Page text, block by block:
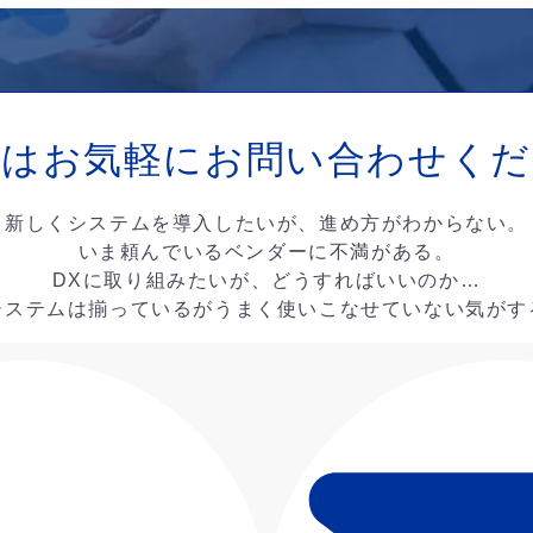
お気軽に お問い合わせく
新しくシステムを導入したいが、進め方がわからない。
いま頼んでいるベンダーに不満がある。
DXに取り組みたいが、どうすればいいのか…
ステムは揃っているがうまく使いこなせていない気がす